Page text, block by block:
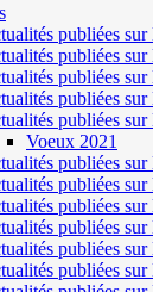
publiées sur
publiées sur
publiées sur
publiées sur
publiées sur
Voeux 2021
publiées sur
publiées sur
publiées sur
publiées sur
publiées sur
publiées sur